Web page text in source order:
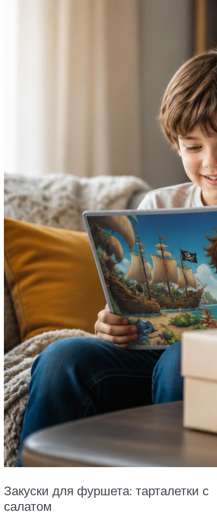
Закуски для фуршета: тарталетки с
салатом